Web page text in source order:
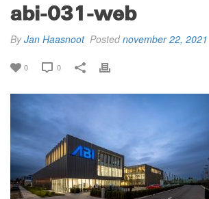
abi-031-web
ByJan Haasnoot Postednovember 22, 2021
0 0